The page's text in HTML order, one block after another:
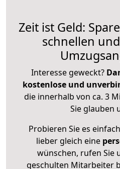
Zeit ist Geld:
schnellen
Interesse geweckt?
kostenlose und
die innerhalb von ca. 3
Sie glauben
Probieren Sie es
lieber gleich eine
wünschen, rufen Sie
geschulten Mitarbeiter